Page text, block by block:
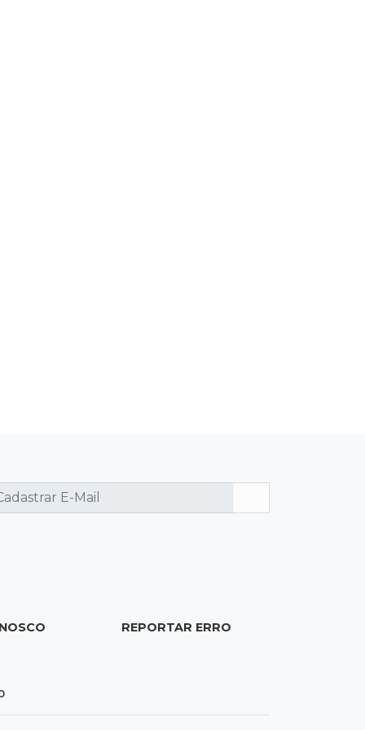
19:18 95º caso
Em MS, uma criança é registrada sem
Pantanal viaja para Goiás em busca
REPORTAR ERRO